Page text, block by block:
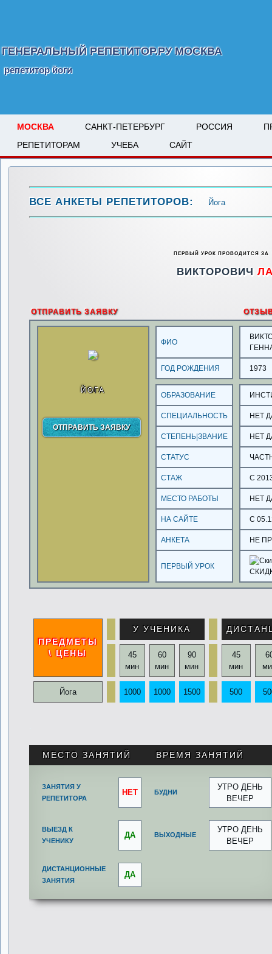
ГЕНЕРАЛЬНЫЙ РЕПЕТИТОР.РУ МОСКВА
репетитор йоги
МОСКВА САНКТ-ПЕТЕРБУРГ РОССИЯ
РЕПЕТИТОРАМ
УЧЕБА САЙТ
ВСЕ АНКЕТЫ РЕПЕТИТОРОВ: Йога
ПЕРВЫЙ УРОК ПРОВОДИТСЯ ЗА
ВИКТОРОВИЧ
ОТПРАВИТЬ ЗАЯВКУ
ЙОГА
ФИО
ГОД РОЖДЕНИЯ 1973
ОБРАЗОВАНИЕ
СПЕЦИАЛЬНОСТЬ НЕТ
СТЕПЕНЬ|ЗВАНИЕ НЕТ
СТАТУС
СТАЖ С
МЕСТО РАБОТЫ НЕТ
НА САЙТЕ С
АНКЕТА НЕ
ПЕРВЫЙ УРОК
ПРЕДМЕТЫ
\ ЦЕНЫ
У УЧЕНИКА
45
мин
60
мин
90
мин
45
мин
Йога 1000 1000 1500 500
МЕСТО ЗАНЯТИЙ ВРЕМЯ ЗАНЯТИЙ
ЗАНЯТИЯ У
РЕПЕТИТОРА
НЕТ БУДНИ
УТРО ДЕНЬ
ВЕЧЕР
ВЫЕЗД К
УЧЕНИКУ
ДА ВЫХОДНЫЕ
УТРО ДЕНЬ
ВЕЧЕР
ДИСТАНЦИОННЫЕ
ЗАНЯТИЯ
ДА